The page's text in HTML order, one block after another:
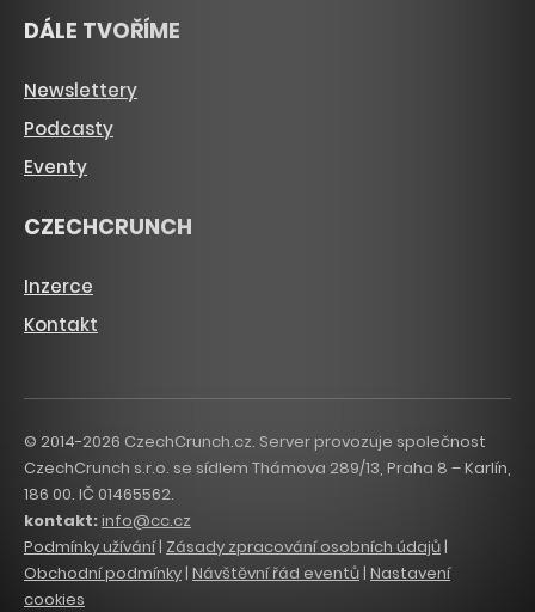
DÁLE TVOŘÍME
Newslettery
Podcasty
Eventy
CZECHCRUNCH
Inzerce
Kontakt
© 2014-2026 CzechCrunch.cz. Server provozuje společnost
CzechCrunch s.r.o. se sídlem Thámova 289/13, Praha 8 – Karlín,
186 00. IČ 01465562.
kontakt:info@cc.cz
Podmínky užívání| Zásady zpracování osobních údajů|
Obchodní podmínky| Návštěvní řád eventů | Nastavení
cookies